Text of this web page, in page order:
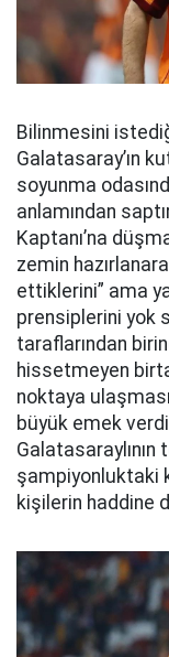
Bilinmesini
Galatasaray’ın
soyunma
anlamından
Kaptanı’na
zemin
ettiklerini” ama
prensiplerini yok
taraflarından
hissetmeyen
noktaya
büyük emek
Galatasaraylının
şampiyonluktaki
kişilerin haddine